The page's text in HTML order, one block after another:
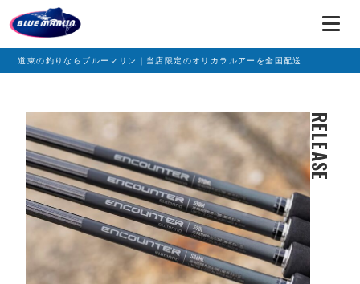
道東の釣りならブルーマリン｜当店限定のオリカラルアーを全国配送
RELEASE